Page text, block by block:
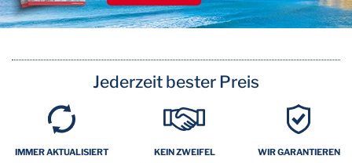
Jederzeit bester Preis
IMMER AKTUALISIERT
KEIN ZWEIFEL
WIR GARANTIEREN